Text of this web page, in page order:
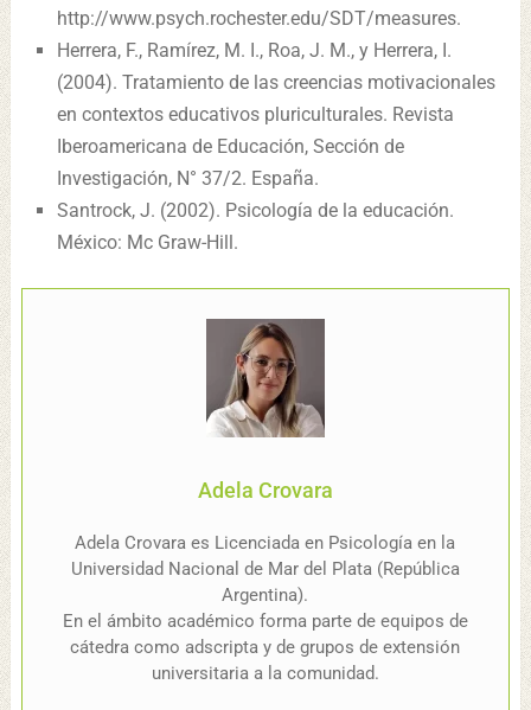
http://www.psych.rochester.edu/SDT/measures.
Herrera, F., Ramírez, M. I., Roa, J. M., y Herrera, I.
(2004). Tratamiento de las creencias motivacionales
en contextos educativos pluriculturales. Revista
Iberoamericana de Educación, Sección de
Investigación, N° 37/2. España.
Santrock, J. (2002). Psicología de la educación.
México: Mc Graw-Hill.
Adela Crovara
Adela Crovara es Licenciada en Psicología en la
Universidad Nacional de Mar del Plata (República
Argentina).
En el ámbito académico forma parte de equipos de
cátedra como adscripta y de grupos de extensión
universitaria a la comunidad.